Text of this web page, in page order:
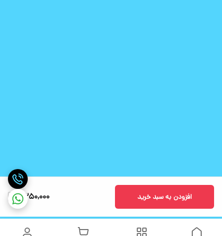
3,250,000 افزودن به سبد خرید